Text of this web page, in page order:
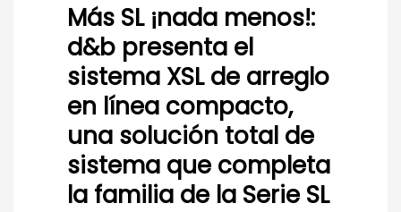
Más SL ¡nada menos!:
d&b presenta el
sistema XSL de arreglo
en línea compacto,
una solución total de
sistema que completa
la familia de la Serie SL